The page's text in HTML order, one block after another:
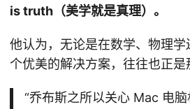
is truth（美学就是真理）。
他认为，无论是在数学、物理
个优美的解决方案，往往也正是
“乔布斯之所以关心 Mac 电